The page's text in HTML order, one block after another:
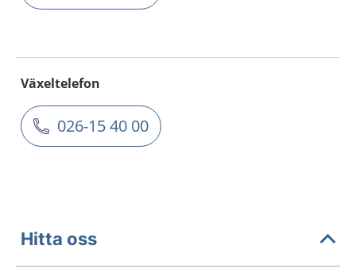
Växeltelefon
026-15 40 00
Hitta oss